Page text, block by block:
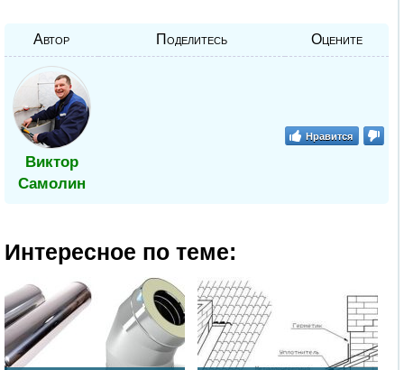
Автор Поделитесь Оцените
Виктор
Самолин
Нравится
Интересное по теме: